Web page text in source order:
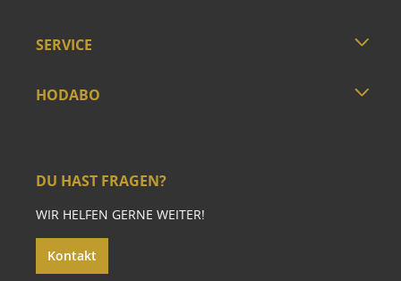
SERVICE
HODABO
DU HAST FRAGEN?
WIR HELFEN GERNE WEITER!
Kontakt